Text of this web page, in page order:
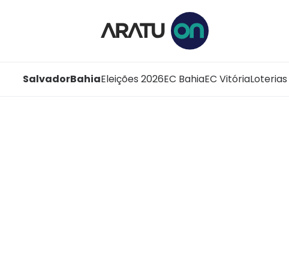
SalvadorBahiaEleições 2026EC BahiaEC VitóriaLoterias